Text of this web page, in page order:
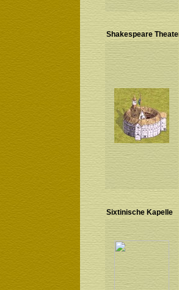
Shakespeare
Sixtinische Kapelle